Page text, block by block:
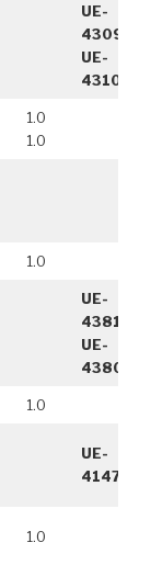
UE-
4309,
UE-
4310
1.0
1.0
1.0
UE-
4381,
UE-
4380
1.0
UE-
4147
1.0